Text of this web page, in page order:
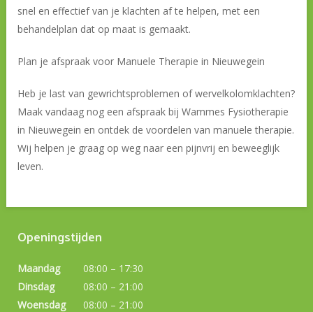
snel en effectief van je klachten af te helpen, met een
behandelplan dat op maat is gemaakt.
Plan je afspraak voor Manuele Therapie in Nieuwegein
Heb je last van gewrichtsproblemen of wervelkolomklachten?
Maak vandaag nog een afspraak bij Wammes Fysiotherapie
in Nieuwegein en ontdek de voordelen van manuele therapie.
Wij helpen je graag op weg naar een pijnvrij en beweeglijk
leven.
Openingstijden
Maandag
08:00 – 17:30
Dinsdag
08:00 – 21:00
Woensdag
08:00 – 21:00